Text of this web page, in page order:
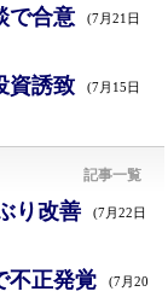
で合意 (7月21日
資誘致 (7月15日
記事一覧
り改善 (7月22日
不正発覚
(7月20